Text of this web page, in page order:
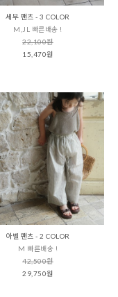
세부 팬츠 - 3 COLOR
M,JL 빠른배송 !
22,100원
15,470원
아벨 팬츠 - 2 COLOR
M 빠른배송 !
42,500원
29,750원